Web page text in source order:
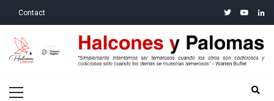
Contact twitteryoutube
Halcones y Palomas
Menu